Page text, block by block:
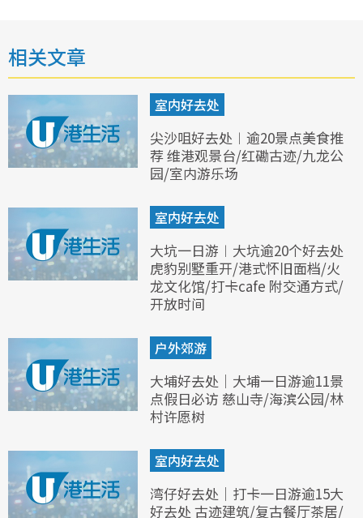
相关文章
室内好去处
尖沙咀好去处︱逾20景点美食推
荐 维港观景台/红磡古迹/九龙公
园/室内游乐场
室内好去处
大坑一日游︱大坑逾20个好去处
虎豹别墅重开/港式怀旧面档/火
龙文化馆/打卡cafe 附交通方式/
开放时间
户外郊游
大埔好去处｜大埔一日游逾11景
点假日必访 慈山寺/海滨公园/林
村许愿树
室内好去处
湾仔好去处｜打卡一日游逾15大
好去处 古迹建筑/复古餐厅茶居/